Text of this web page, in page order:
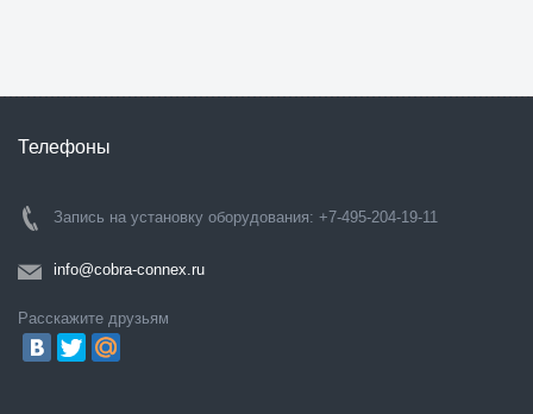
Телефоны
Запись на установку оборудования: +7-495-204-19-11
info@cobra-connex.ru
Расскажите друзьям